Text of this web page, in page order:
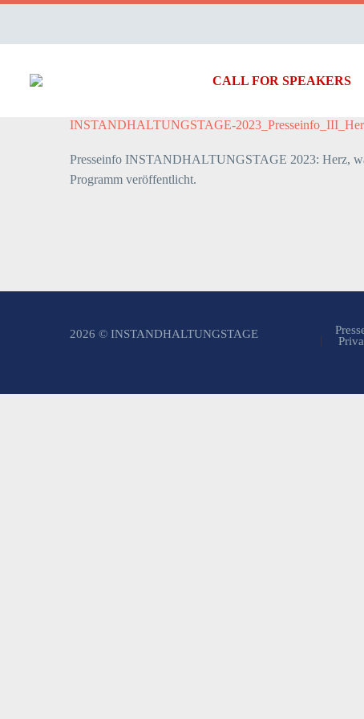
CALL FOR SPEAKERS
INSTANDHALTUNGSTAGE-
Presseinfo INSTANDHALTUNGSTAGE 2023: Herz,
Programm veröffentlicht.
2026 © INSTANDHALTUNGSTAGE